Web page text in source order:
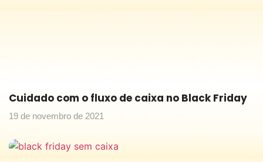
Cuidado com o fluxo de caixa no Black Friday
19 de novembro de 2021